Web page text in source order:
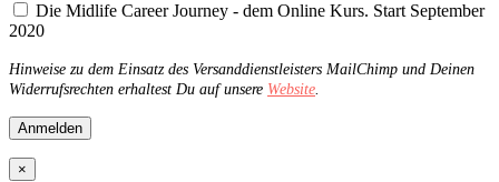
Die Midlife Career Journey - dem Online Kurs. Start September
2020
Hinweise zu dem Einsatz des Versanddienstleisters MailChimp und Deinen
Widerrufsrechten erhaltest Du auf unsere Website.
×